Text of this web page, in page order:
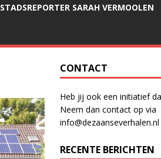
STADSREPORTER SARAH VERMOOLEN
CONTACT
Heb jij ook een initiatief
Neem dan contact op via
info@dezaanseverhalen.nl
RECENTE BERICHTEN